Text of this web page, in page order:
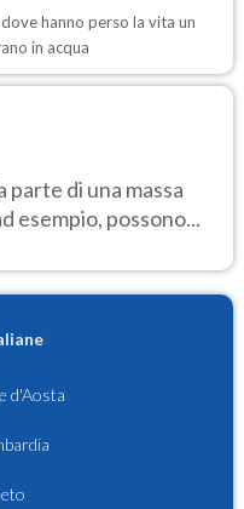
hanno perso la vita un
in acqua
di una massa
esempio, possono...
d'Aosta